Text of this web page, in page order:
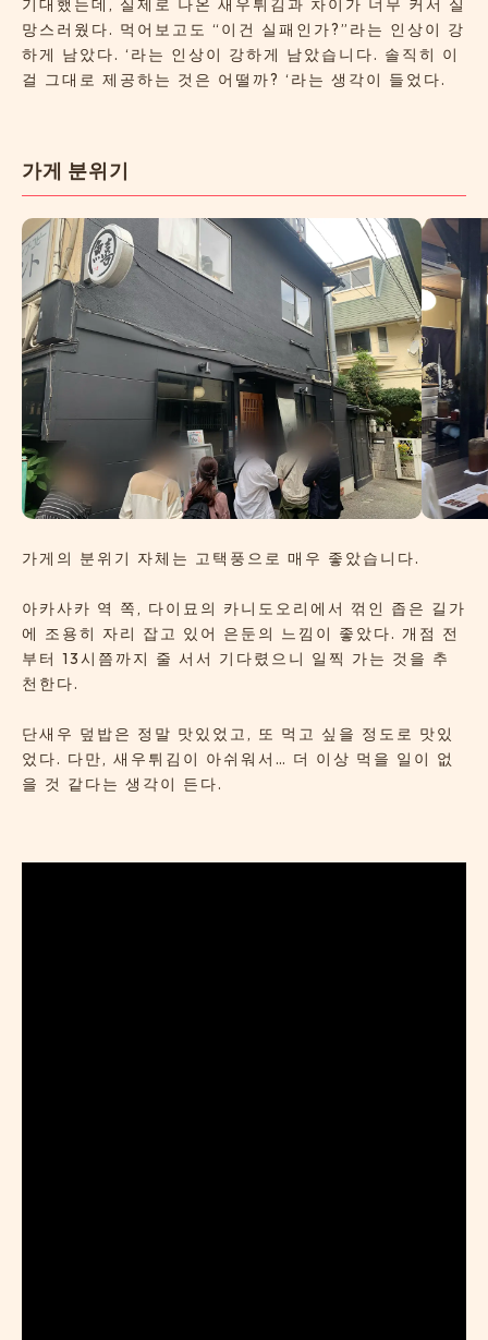
기대했는데, 실제로 나온 새우튀김과 차이가 너무 커서 실
망스러웠다. 먹어보고도 “이건 실패인가?”라는 인상이 강
하게 남았다. ‘라는 인상이 강하게 남았습니다. 솔직히 이
걸 그대로 제공하는 것은 어떨까? ‘라는 생각이 들었다.
가게 분위기
가게의 분위기 자체는 고택풍으로 매우 좋았습니다.
아카사카 역 쪽, 다이묘의 카니도오리에서 꺾인 좁은 길가
에 조용히 자리 잡고 있어 은둔의 느낌이 좋았다. 개점 전
부터 13시쯤까지 줄 서서 기다렸으니 일찍 가는 것을 추
천한다.
단새우 덮밥은 정말 맛있었고, 또 먹고 싶을 정도로 맛있
었다. 다만, 새우튀김이 아쉬워서… 더 이상 먹을 일이 없
을 것 같다는 생각이 든다.